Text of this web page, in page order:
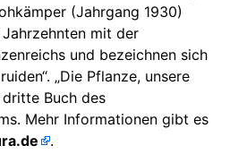
(Jahrgang 1930)
mit der
und bezeichnen sich
„Die Pflanze, unsere
dritte Buch des
Mehr Informationen gibt es
.